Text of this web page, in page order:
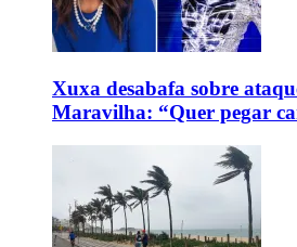
Xuxa desabafa sobre
Maravilha: “Quer pegar